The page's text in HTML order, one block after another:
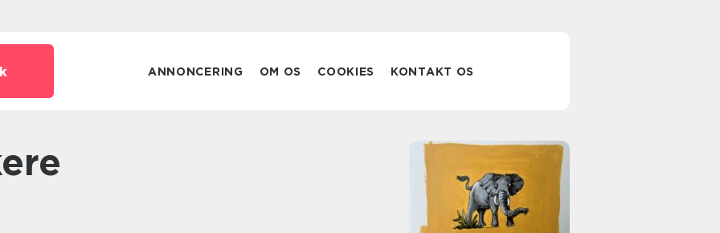
ANNONCERING OM OS COOKIES KONTAKT OS